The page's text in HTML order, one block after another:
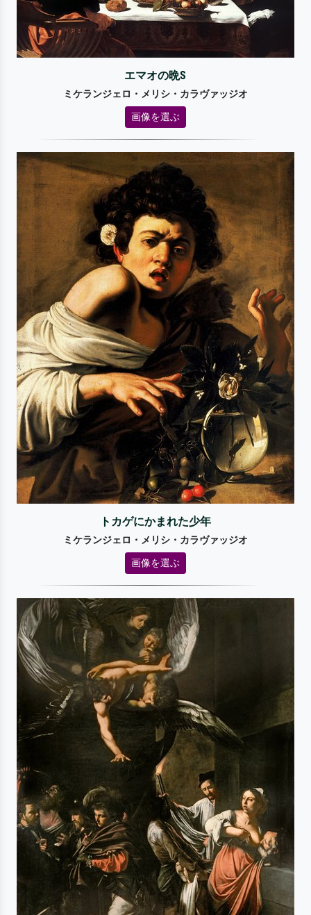
エマオの晩S
ミケランジェロ・メリシ・カラヴァッジオ
画像を選ぶ
トカゲにかまれた少年
ミケランジェロ・メリシ・カラヴァッジオ
画像を選ぶ